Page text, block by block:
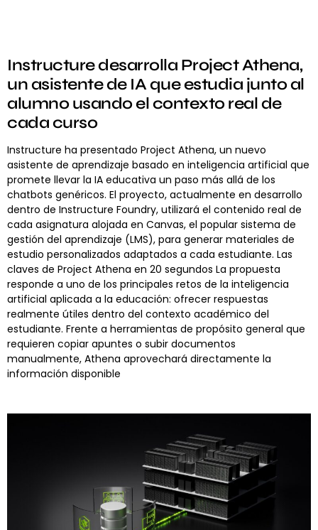
Instructure desarrolla Project Athena,
un asistente de IA que estudia junto al
alumno usando el contexto real de
cada curso
Instructure ha presentado Project Athena, un nuevo
asistente de aprendizaje basado en inteligencia artificial que
promete llevar la IA educativa un paso más allá de los
chatbots genéricos. El proyecto, actualmente en desarrollo
dentro de Instructure Foundry, utilizará el contenido real de
cada asignatura alojada en Canvas, el popular sistema de
gestión del aprendizaje (LMS), para generar materiales de
estudio personalizados adaptados a cada estudiante. Las
claves de Project Athena en 20 segundos La propuesta
responde a uno de los principales retos de la inteligencia
artificial aplicada a la educación: ofrecer respuestas
realmente útiles dentro del contexto académico del
estudiante. Frente a herramientas de propósito general que
requieren copiar apuntes o subir documentos
manualmente, Athena aprovechará directamente la
información disponible